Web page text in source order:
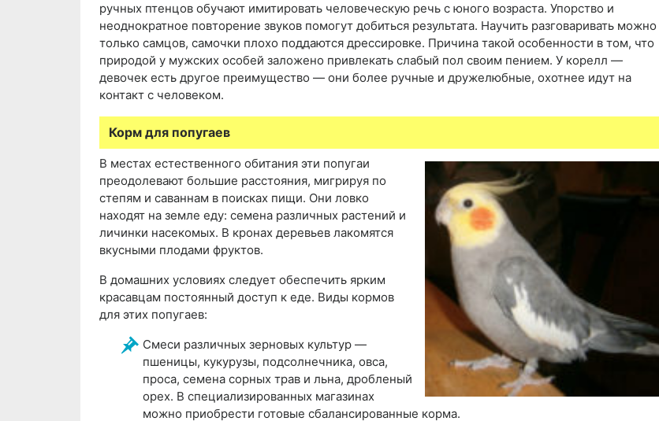
ручных птенцов обучают имитировать человеческую речь с юного возраста. Упорство и
неоднократное повторение звуков помогут добиться результата. Научить разговаривать можно
только самцов, самочки плохо поддаются дрессировке. Причина такой особенности в том, что
природой у мужских особей заложено привлекать слабый пол своим пением. У корелл —
девочек есть другое преимущество — они более ручные и дружелюбные, охотнее идут на
контакт с человеком.
Корм для попугаев
В местах естественного обитания эти попугаи
преодолевают большие расстояния, мигрируя по
степям и саваннам в поисках пищи. Они ловко
находят на земле еду: семена различных растений и
личинки насекомых. В кронах деревьев лакомятся
вкусными плодами фруктов.
В домашних условиях следует обеспечить ярким
красавцам постоянный доступ к еде. Виды кормов
для этих попугаев:
Смеси различных зерновых культур —
пшеницы, кукурузы, подсолнечника, овса,
проса, семена сорных трав и льна, дробленый
орех. В специализированных магазинах
можно приобрести готовые сбалансированные корма.